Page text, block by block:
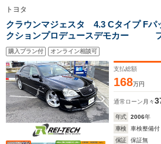
トヨタ
クラウンマジェスタ 4.3 Cタイプ F
クションプロデュースデモカー フ
ト サメエラフェンダー タイトスポイ
ト ニュースカラージャパン19イン
ー エアサスコントローラー サンルー
購入プラン付 オンライン相談可
支払総額
168万円
通常ローン 月々
年式 2006年
車検
車検整備付
保証
保証無